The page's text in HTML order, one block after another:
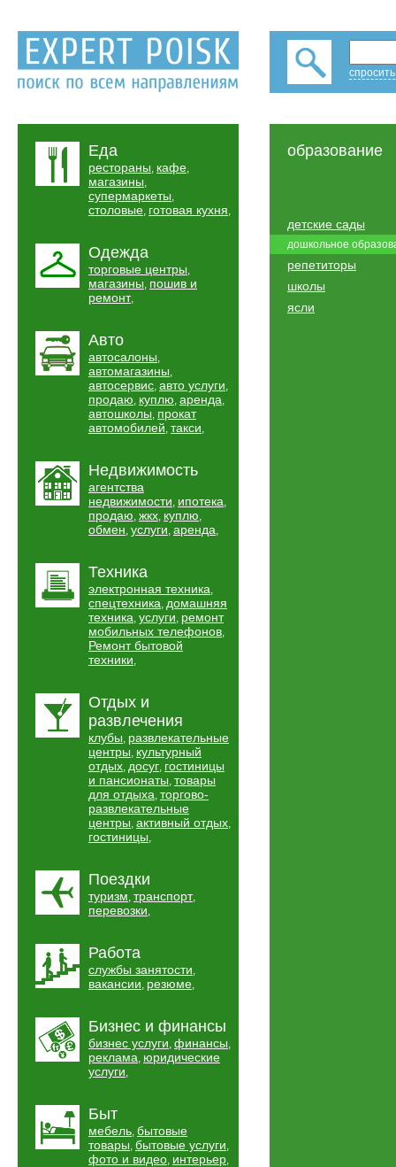
Еда
рестораны, кафе,
магазины,
супермаркеты,
столовые, готовая кухня,
Одежда
торговые центры,
магазины, пошив и
ремонт,
Авто
автосалоны,
автомагазины,
автосервис, авто услуги,
продаю, куплю, аренда,
автошколы, прокат
автомобилей, такси,
Недвижимость
агентства
недвижимости, ипотека,
продаю, жкх, куплю,
обмен, услуги, аренда,
Техника
электронная техника,
спецтехника, домашняя
техника, услуги, ремонт
мобильных телефонов,
Ремонт бытовой
техники,
Отдых и
развлечения
клубы, развлекательные
центры, культурный
отдых, досуг, гостиницы
и пансионаты, товары
для отдыха, торгово-
развлекательные
центры, активный отдых,
гостиницы,
Поездки
туризм, транспорт,
перевозки,
Работа
службы занятости,
вакансии, резюме,
Бизнес и финансы
бизнес услуги, финансы,
реклама, юридические
услуги,
Быт
мебель, бытовые
товары, бытовые услуги,
фото и видео, интерьер,
образование
детские сады
дошкольное
репетиторы
школы
ясли